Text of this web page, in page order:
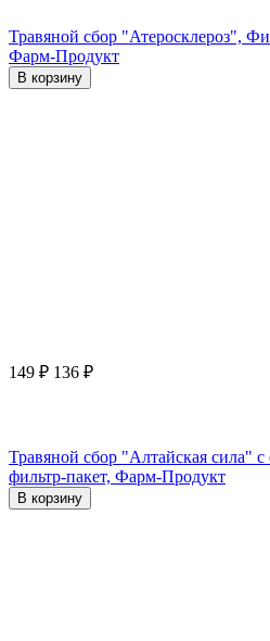
Травяной сбор "Атеросклероз",
Фарм-Продукт
В корзину
149 ₽ 136 ₽
Травяной сбор "Алтайская сила"
фильтр-пакет, Фарм-Продукт
В корзину